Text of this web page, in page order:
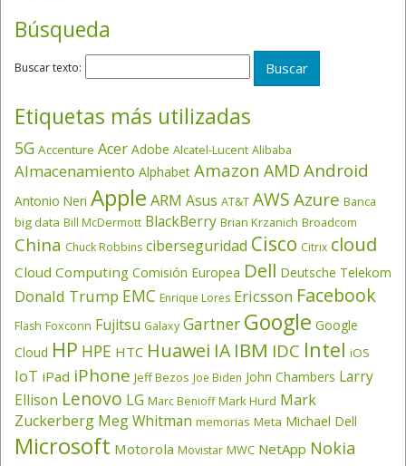
Búsqueda
Buscar texto:
Etiquetas más utilizadas
5G Accenture Acer Adobe Alcatel-Lucent Alibaba
Almacenamiento Alphabet Amazon AMD Android
Antonio Neri Apple ARM Asus AT&T AWSAzure Banca
big data Bill McDermott BlackBerry Brian Krzanich Broadcom
China Chuck Robbins ciberseguridad Cisco Citrix cloud
Cloud Computing Comisión Europea Dell Deutsche Telekom
Donald Trump EMC Enrique Lores Ericsson Facebook
Flash Foxconn Fujitsu Galaxy Gartner Google Google
Cloud HP HPE HTC Huawei IA IBM IDC Intel iOS
IoT iPad iPhone Jeff Bezos Joe Biden John Chambers Larry
Ellison Lenovo LG Marc Benioff Mark Hurd Mark
Zuckerberg Meg Whitman memorias Meta Michael Dell
Microsoft Motorola Movistar MWC NetApp Nokia